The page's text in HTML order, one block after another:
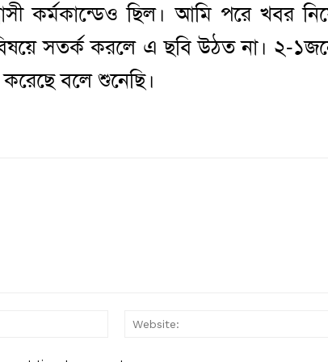
কর্মকান্ডেও ছিল। আমি পরে খবর
সতর্ক করলে এ ছবি উঠত না। ২-
বলে শুনেছি।
Email:*